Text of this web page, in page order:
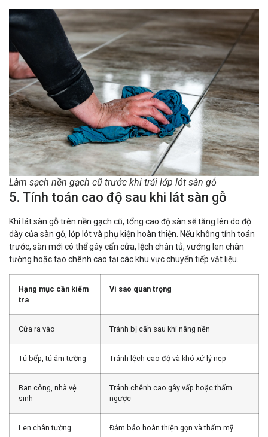
Làm sạch nền gạch cũ trước khi trải lớp lót sàn gỗ
5. Tính toán cao độ sau khi lát sàn gỗ
Khi lát sàn gỗ trên nền gạch cũ, tổng cao độ sàn sẽ tăng lên do độ
dày của sàn gỗ, lớp lót và phụ kiện hoàn thiện. Nếu không tính toán
trước, sàn mới có thể gây cấn cửa, lệch chân tủ, vướng len chân
tường hoặc tạo chênh cao tại các khu vực chuyển tiếp vật liệu.
Hạng mục cần kiểm
tra
Vì sao quan trọng
Cửa ra vào Tránh bị cấn sau khi nâng nền
Tủ bếp, tủ âm tường Tránh lệch cao độ và khó xử lý nẹp
Ban công, nhà vệ
sinh
Tránh chênh cao gây vấp hoặc thấm
ngược
Len chân tường Đảm bảo hoàn thiện gọn và thẩm mỹ